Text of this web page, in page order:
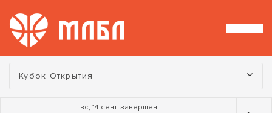
Турнир:
Кубок Открытия
вс, 14 сент. завершен